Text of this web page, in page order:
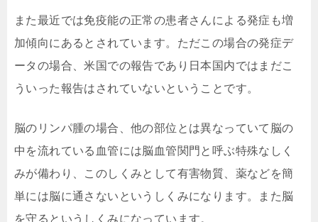
また最近では免疫能の正常の患者さんによる発症も増
加傾向にあるとされています。ただこの場合の発症デ
ータの場合、米国での報告であり日本国内ではまだこ
ういった報告はされていないということです。
脳のリンパ腫の場合、他の部位とは異なっていて脳の
中を流れている血管には脳血管関門と呼ぶ特殊なしく
みが備わり、このしくみとして有害物質、薬などを簡
単には脳に通さないというしくみになります。また脳
を守るというしくみになっています。